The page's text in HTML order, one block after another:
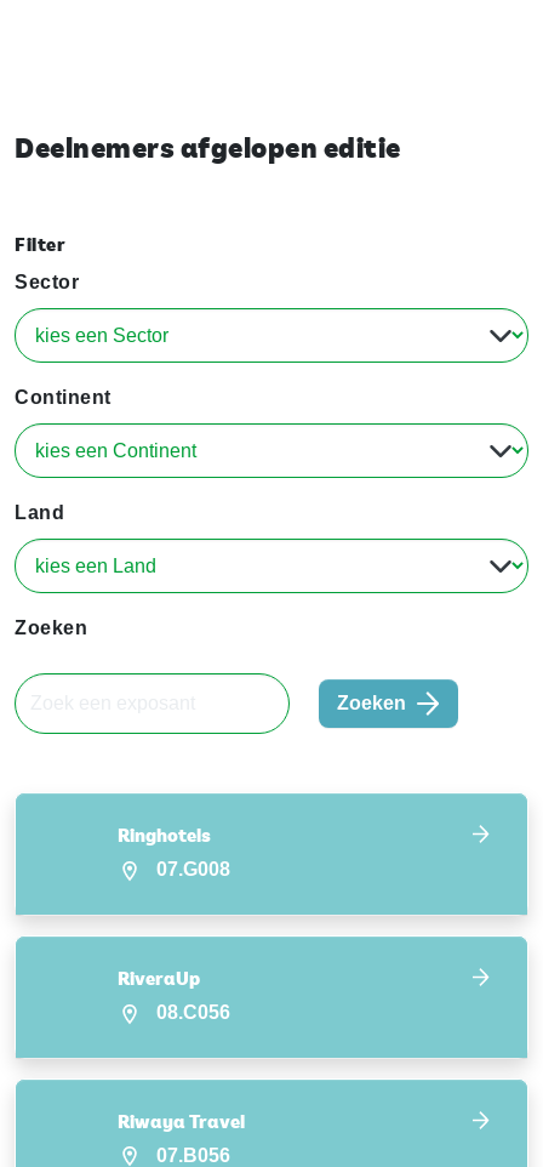
Deelnemers afgelopen editie
Filter
Sector
Continent
Land
Zoeken
Zoeken
Ringhotels
07.G008
RiveraUp
08.C056
Riwaya Travel
07.B056